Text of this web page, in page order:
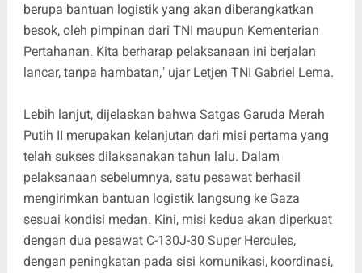
berupa bantuan logistik yang akan diberangkatkan
besok, oleh pimpinan dari TNI maupun Kementerian
Pertahanan. Kita berharap pelaksanaan ini berjalan
lancar, tanpa hambatan," ujar Letjen TNI Gabriel Lema.
Lebih lanjut, dijelaskan bahwa Satgas Garuda Merah
Putih II merupakan kelanjutan dari misi pertama yang
telah sukses dilaksanakan tahun lalu. Dalam
pelaksanaan sebelumnya, satu pesawat berhasil
mengirimkan bantuan logistik langsung ke Gaza
sesuai kondisi medan. Kini, misi kedua akan diperkuat
dengan dua pesawat C-130J-30 Super Hercules,
dengan peningkatan pada sisi komunikasi, koordinasi,